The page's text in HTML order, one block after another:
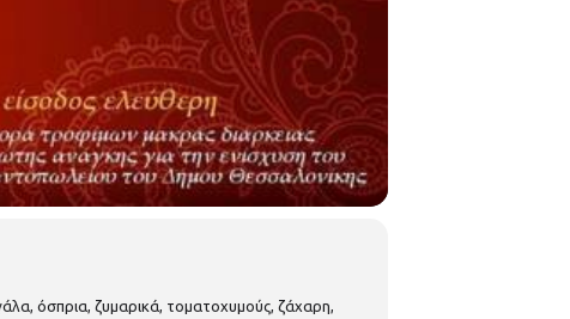
όσπρια, ζυμαρικά, τοματοχυμούς, ζάχαρη,